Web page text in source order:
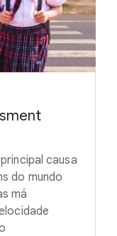
causa
do mundo
má